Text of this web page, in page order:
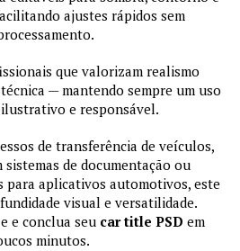
ajustes rápidos sem
que valorizam realismo
— mantendo sempre um uso
e responsável.
de transferência de veículos,
de documentação ou
aplicativos automotivos, este
visual e versatilidade.
e conclua seu car title PSD em
minutos.